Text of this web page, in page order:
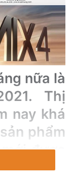
nữa là
Thị
nay khá
phẩm
được
Sự